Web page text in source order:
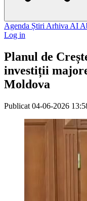
Agenda Știri Arhiva AI
Log in
Planul de
investiții
Moldova
Publicat 04-06-2026